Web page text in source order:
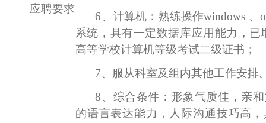
应聘要求
6、计算机：熟练操作windows 、
系统，具有一定数据库应用能力，已
高等学校计算机等级考试二级证书；
7、服从科室及组内其他工作安排
8、综合条件：形象气质佳，亲
的语言表达能力，人际沟通技巧高